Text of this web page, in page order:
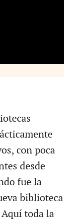
con poca
desde
fue la
biblioteca
toda la